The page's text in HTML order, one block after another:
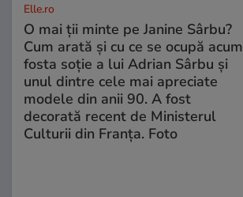
Elle.ro
O mai ții minte pe Janine Sârbu?
Cum arată și cu ce se ocupă acum
fosta soție a lui Adrian Sârbu și
unul dintre cele mai apreciate
modele din anii 90. A fost
decorată recent de Ministerul
Culturii din Franța. Foto